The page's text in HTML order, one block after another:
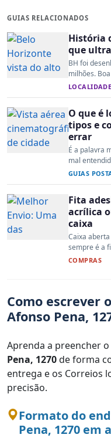
GUIAS RELACIONADOS
História
que
BH foi
milhões.
O que é
tipos e
errar
É a palavra
mal
GUIAS
Fita
acrílica
caixa
Caixa
sempre é a
COMPRAS
Como escrever
Afonso Pena,
Aprenda a preencher
Pena, 1270de forma
entrega e os Correios
precisão.
Formato do
Pena, 1270 em